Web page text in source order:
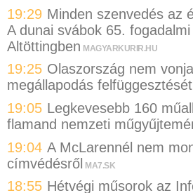
19:29 Minden szenvedés az
A dunai svábok 65.
Altöttingben MAGYARKURIR.HU
19:25 Olaszország nem
megállapodás felfüggesztését
19:05 Legkevesebb 160
flamand nemzeti
19:04 A McLarennél nem
címvédésről MA7.SK
18:55 Hétvégi műsorok az